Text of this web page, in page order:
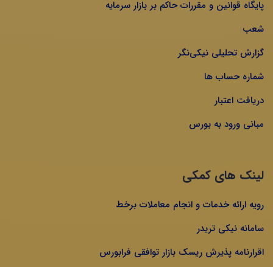
پایگاه قوانین و مقررات حاکم بر بازار سرمایه
شعب
گزارش تحلیلی نیکی‌نگر
شماره حساب ها
دریافت اعتبار
مبانی ورود به بورس
لینک های کمکی
رویه ارائه خدمات و انجام معاملات برخط
سامانه نیکی تریدر
اقرارنامه پذیرش ریسک بازار توافقی فرابورس